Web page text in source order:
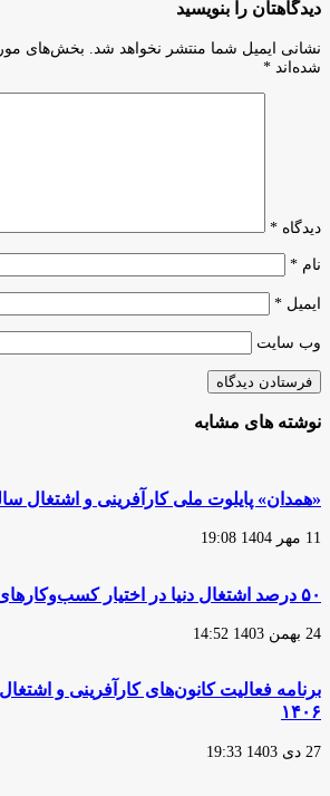
محصولات
تخصصی
کاربرد
ساخت
پزشکی
دانش‌بنیان
دیدگاهتان را بنویسید
نشانی ایمیل شما منتشر نخواهد شد.
بخش‌های
شده‌اند *
دیدگاه *
نام *
ایمیل *
وب‌ سایت
نوشته های مشابه
«همدان» پایلوت ملی کارآفرینی و اشتغال
11 مهر 1404 19:08
۵۰ درصد اشتغال دنیا در اختیار کسب‌وکارهای کوچک
24 بهمن 1403 14:52
برنامه فعالیت کانون‌های کارآفرینی و
۱۴۰۶
27 دی 1403 19:33